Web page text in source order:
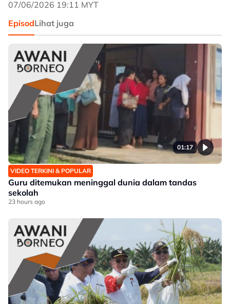
07/06/2026 19:11 MYT
EpisodLihat juga
01:17
VIDEO TERKINI & POPULAR
Guru ditemukan meninggal dunia dalam tandas
sekolah
23 hours ago